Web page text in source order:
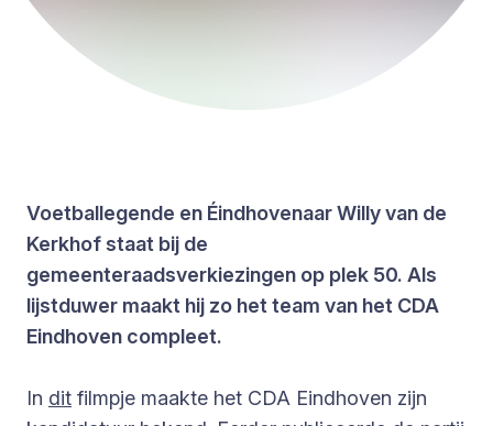
Voetballegende en Éindhovenaar Willy van de
Kerkhof staat bij de
gemeenteraadsverkiezingen op plek 50. Als
lijstduwer maakt hij zo het team van het CDA
Eindhoven compleet.
In dit filmpje maakte het CDA Eindhoven zijn